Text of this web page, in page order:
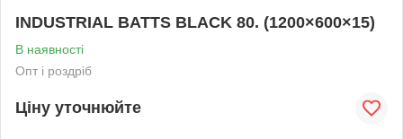
INDUSTRIAL BATTS BLACK 80. (1200×600×15)
В наявності
Опт і роздріб
Ціну уточнюйте